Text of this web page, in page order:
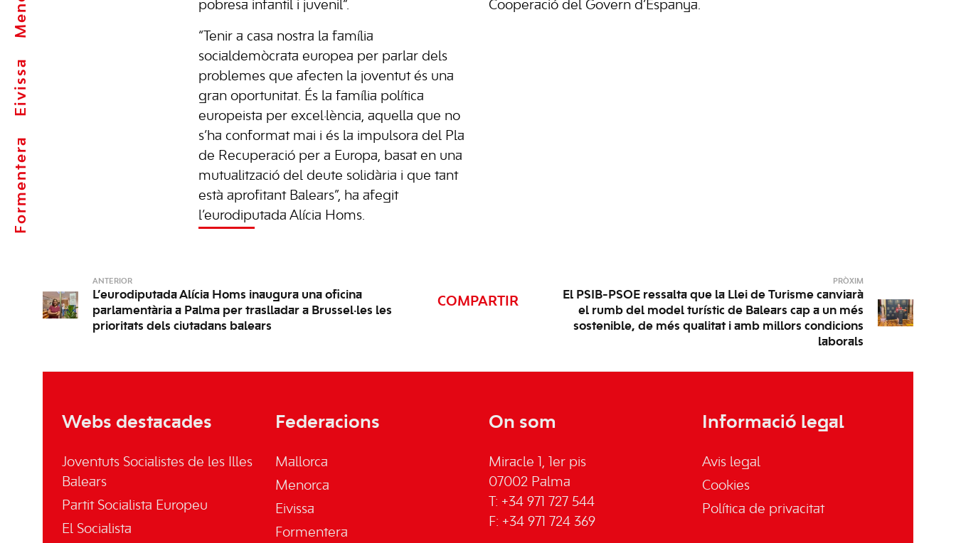
Formentera
Eivissa
pobresa infantil i juvenil”.
“Tenir a casa nostra la família
socialdemòcrata europea per parlar dels
problemes que afecten la joventut és una
gran oportunitat. És la família política
europeista per excel·lència, aquella que no
s’ha conformat mai i és la impulsora del Pla
de Recuperació per a Europa, basat en una
mutualització del deute solidària i que tant
està aprofitant Balears”, ha afegit
l’eurodiputada Alícia Homs.
Cooperació del Govern d’Espanya.
ANTERIOR
L’eurodiputada Alícia Homs inaugura una oficina
parlamentària a Palma per traslladar a Brussel·les les
prioritats dels ciutadans balears
COMPARTIR
PRÒXIM
El PSIB-PSOE ressalta que la Llei de Turisme canviarà
el rumb del model turístic de Balears cap a un més
sostenible, de més qualitat i amb millors condicions
laborals
Webs destacades
Joventuts Socialistes de les Illes
Balears
Partit Socialista Europeu
El Socialista
Federacions
Mallorca
Menorca
Eivissa
Formentera
On som
Miracle 1, 1er pis
07002 Palma
T: +34 971 727 544
F: +34 971 724 369
Informació legal
Avis legal
Cookies
Política de privacitat